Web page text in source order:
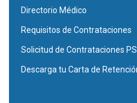
Directorio Médico
Requisitos de Contrataciones
Solicitud de Contrataciones
Descarga tu Carta de